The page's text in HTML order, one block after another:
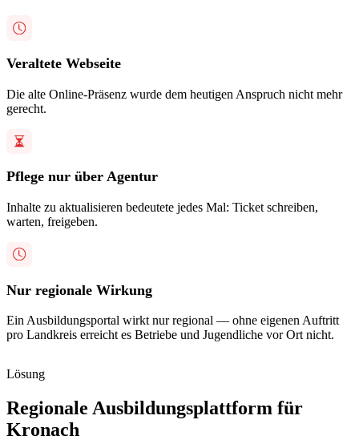
Veraltete Webseite
Die alte Online-Präsenz wurde dem heutigen Anspruch nicht mehr
gerecht.
Pflege nur über Agentur
Inhalte zu aktualisieren bedeutete jedes Mal: Ticket schreiben,
warten, freigeben.
Nur regionale Wirkung
Ein Ausbildungsportal wirkt nur regional — ohne eigenen Auftritt
pro Landkreis erreicht es Betriebe und Jugendliche vor Ort nicht.
Lösung
Regionale Ausbildungsplattform für
Kronach